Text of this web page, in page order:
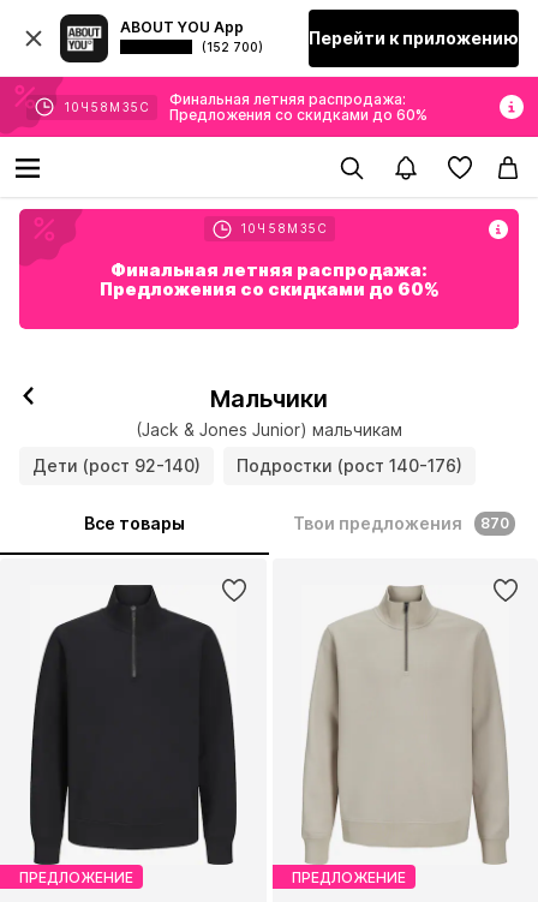
ABOUT YOU App
(152 700) Перейти к приложению
10 Ч 58 М 33 С
Финальная летняя распродажа:
Предложения со скидками до 60%
10 Ч 58 М 33 С
Финальная летняя распродажа:
Предложения со скидками до 60%
Мальчики
(Jack & Jones Junior) мальчикам
Дети (рост 92-140)
Подростки (рост 140-176)
Все товары Твои предложения 870
ПРЕДЛОЖЕНИЕ ПРЕДЛОЖЕНИЕ